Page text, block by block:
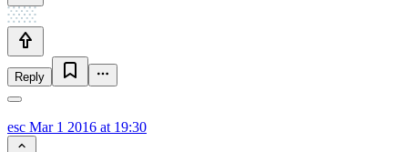
Reply
esc Mar 1 2016 at 19:30